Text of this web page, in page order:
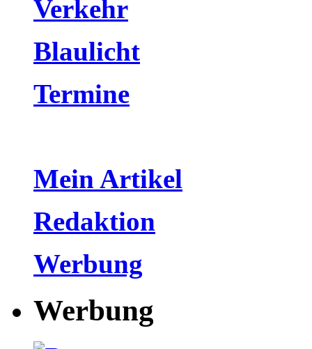
Verkehr
Blaulicht
Termine
Mein Artikel
Redaktion
Werbung
Werbung